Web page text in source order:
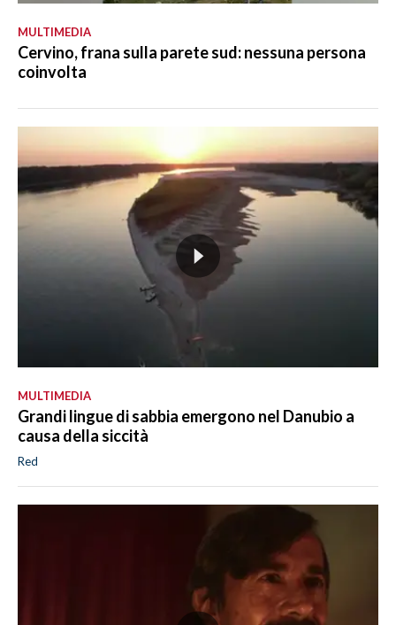
MULTIMEDIA
Cervino, frana sulla parete sud: nessuna persona
coinvolta
MULTIMEDIA
Grandi lingue di sabbia emergono nel Danubio a
causa della siccità
Red